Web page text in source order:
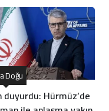
duyurdu: Hürmüz’de
Doğu